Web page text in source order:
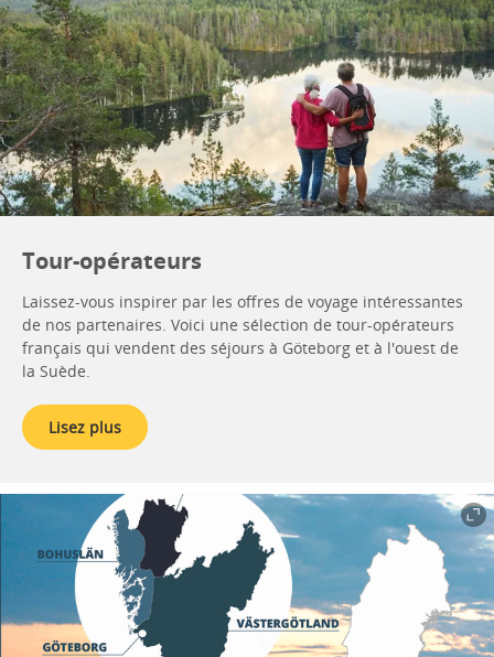
Tour-opérateurs
Laissez-vous inspirer par les offres de voyage intéressantes
de nos partenaires. Voici une sélection de tour-opérateurs
français qui vendent des séjours à Göteborg et à l'ouest de
la Suède.
Lisez plus